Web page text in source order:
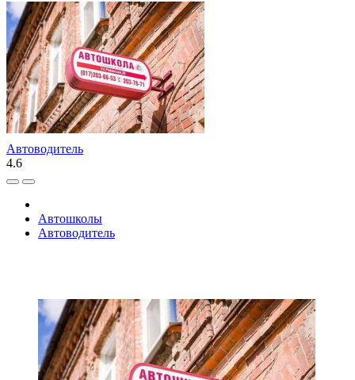
Автоводитель
4.6
Автошколы
Автоводитель